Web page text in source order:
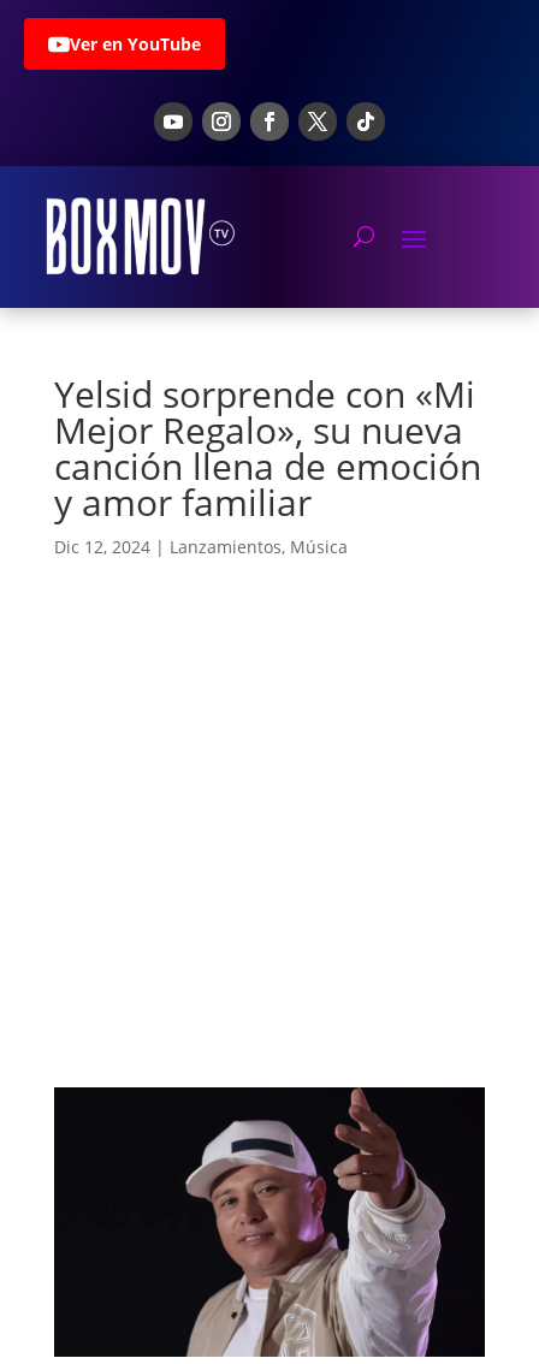
Ver en YouTube
Yelsid sorprende con «Mi
Mejor Regalo», su nueva
canción llena de emoción
y amor familiar
Dic 12, 2024| Lanzamientos, Música